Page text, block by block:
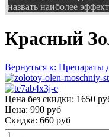
назвать наиболее
Красный
Вернуться к:
Цена без скидки: 1650
Цена: 990 руб
Скидка: 660 руб